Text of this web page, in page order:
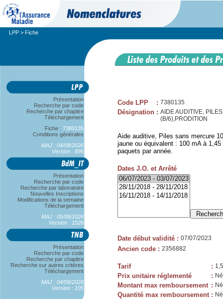
LPP > Fiche
Présentation
Recherche par code
Recherche par chapitre
Téléchargement
Fiche : 7380135
Conditions générales
MAJ : 04/08/2026
Version : 896
Présentation
Recherche par code
Recherche par laboratoire
Nouvelles Inscriptions
Modifications de la semaine
Téléchargement
MAJ : 05/08/2026
Version : 1526
Présentation
Recherche par code
Recherche par chapitre
Recherche sur autres critères
Téléchargement
MAJ : 04/06/2026
Version : 105
Code LPP : 7380135
Désignation : AIDE AUDITIVE,
(B/6),PRODITION
Aide auditive, Piles sans mercure
jaune ou équivalent : 100 mA à
paquets par année.
Dates J.O. et Arrêté
Date début validité : 07/07/2023
Ancien code : 2356882
Tarif :
Prix unitaire réglementé :
Montant max remboursement :
Quantité max remboursement :